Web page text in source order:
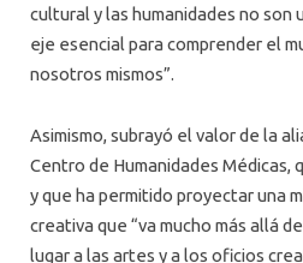
cultural y las humanidades no son
eje esencial para comprender el
nosotros mismos”.
Asimismo, subrayó el valor de la
Centro de Humanidades Médicas,
y que ha permitido proyectar una
creativa que “va mucho más allá
lugar a las artes y a los oficios